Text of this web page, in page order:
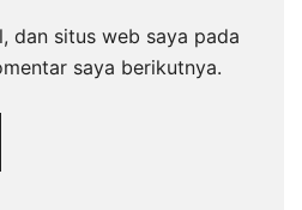
dan situs web saya pada
saya berikutnya.